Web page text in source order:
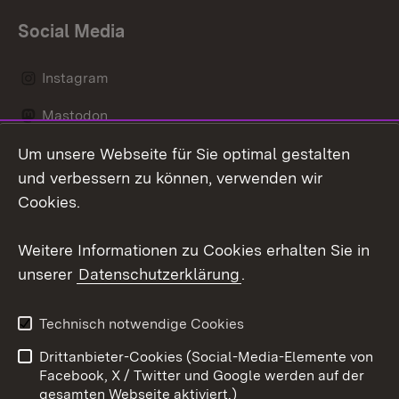
Social Media
Instagram
Mastodon
Messenger
Kontakt
Impressum
Cookies
Um unsere Webseite für Sie optimal gestalten
und verbessern zu können, verwenden wir
Cookies.
Weitere Informationen zu Cookies erhalten Sie in
unserer Datenschutzerklärung.
Technisch notwendige Cookies
Drittanbieter-Cookies (Social-Media-Elemente von
Facebook, X / Twitter und Google werden auf der
gesamten Webseite aktiviert.)